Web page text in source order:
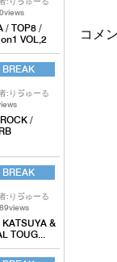
/ TOP8 /
VOL,2
BREAK
:りゔゅーる
/
BREAK
:りゔゅーる
&
TOUG...
コメ